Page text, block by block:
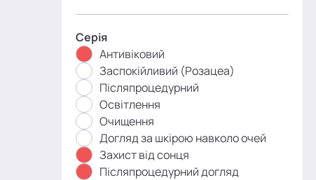
Серія
Антивіковий
Заспокійливий (Розацеа)
Післяпроцедурний
Освітлення
Очищення
Догляд за шкірою навколо очей
Захист від сонця
Післяпроцедурний догляд